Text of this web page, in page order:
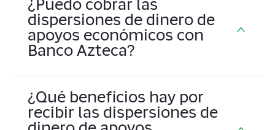
Son apoyos monetarios de carácter público
o privado, entregados por gobiernos u
organizaciones, en beneficio de ciertos
segmentos de la población a través de
nuestra institución.
¿Puedo cobrar las
dispersiones de dinero de
apoyos económicos con
Banco Azteca?
Sí, puedes acudir a las ventanillas de Banco
Azteca, los 365 días del año de 9 am a 9 pm,
también puedes utilizar los cajeros ATM. Si
¿Qué beneficios hay por
recibir las dispersiones de